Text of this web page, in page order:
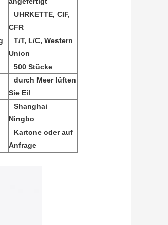
UHRKETTE, CIF,
CFR
T/T, L/C, Western
Union
500 Stücke
durch Meer lüften
Sie Eil
Shanghai
Ningbo
Kartone oder auf
Anfrage